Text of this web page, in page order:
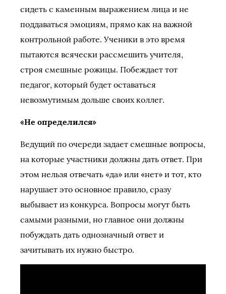
сидеть с каменным выражением лица и не
поддаваться эмоциям, прямо как на важной
контрольной работе. Ученики в это время
пытаются всячески рассмешить учителя,
строя смешные рожицы. Побеждает тот
педагог, который будет оставаться
невозмутимым дольше своих коллег.
«Не определился»
Ведущий по очереди задает смешные вопросы,
на которые участники должны дать ответ. При
этом нельзя отвечать «да» или «нет» и тот, кто
нарушает это основное правило, сразу
выбывает из конкурса. Вопросы могут быть
самыми разными, но главное они должны
побуждать дать однозначный ответ и
зачитывать их нужно быстро.